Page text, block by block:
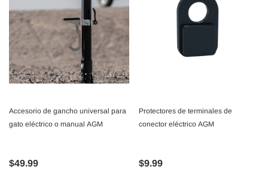
Accesorio de gancho universal para
gato eléctrico o manual AGM
$49.99
Protectores de terminales de
conector eléctrico AGM
$9.99